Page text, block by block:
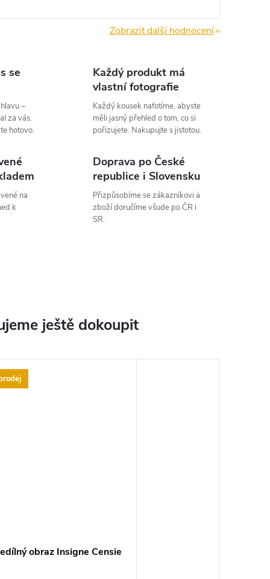
Zobrazit další hodnocení
se
–
za vás.
hotovo.
Každý produkt má
vlastní fotografie
Každý kousek nafotíme, abyste
měli jasný přehled o tom, co si
pořizujete. Nakupujte s jistotou.
na
k
Doprava po České
republice i Slovensku
Přizpůsobíme se zákazníkovi a
zboží doručíme všude po ČR i
SR.
ještě dokoupit
obraz Insigne Censie